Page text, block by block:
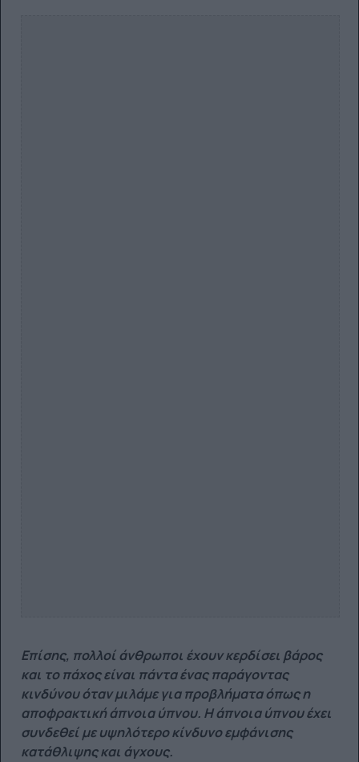
Επίσης, πολλοί άνθρωποι έχουν κερδίσει βάρος
και το πάχος είναι πάντα ένας παράγοντας
κινδύνου όταν μιλάμε για προβλήματα όπως η
αποφρακτική άπνοια ύπνου. Η άπνοια ύπνου έχει
συνδεθεί με υψηλότερο κίνδυνο εμφάνισης
κατάθλιψης και άγχους.